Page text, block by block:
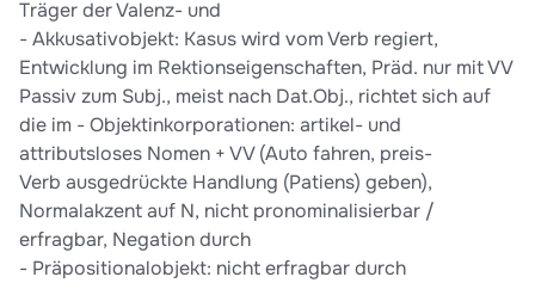
Träger der Valenz- und
- Akkusativobjekt: Kasus wird vom Verb regiert,
Entwicklung im Rektionseigenschaften, Präd. nur mit VV
Passiv zum Subj., meist nach Dat.Obj., richtet sich auf
die im - Objektinkorporationen: artikel- und
attributsloses Nomen + VV (Auto fahren, preis-
Verb ausgedrückte Handlung (Patiens) geben),
Normalakzent auf N, nicht pronominalisierbar /
erfragbar, Negation durch
- Präpositionalobjekt: nicht erfragbar durch